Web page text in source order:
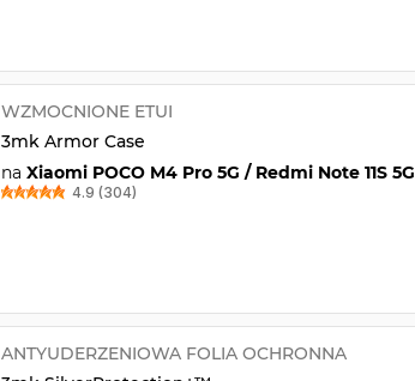
WZMOCNIONE ETUI
3mk Armor Case
na Xiaomi POCO M4 Pro 5G / Redmi Note 11S 5G
4.9 (304)
ANTYUDERZENIOWA FOLIA OCHRONNA